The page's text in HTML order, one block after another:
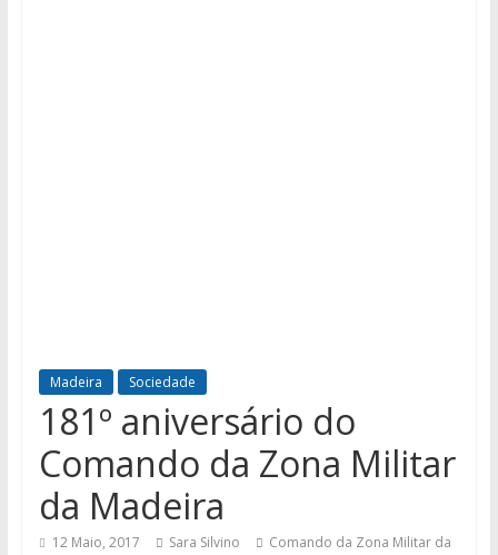
Madeira Sociedade
181º aniversário do
Comando da Zona Militar
da Madeira
12 Maio, 2017 Sara Silvino
Comando da Zona Militar da